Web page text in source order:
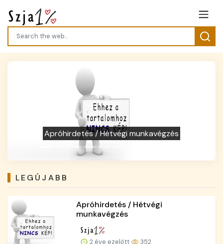
Apróhirdetés / Kérem olvassa el a mi kis
történetünk :)
LEGÚJABB
Apróhirdetés / Hétvégi
munkavégzés
2 éve ezelőtt 352